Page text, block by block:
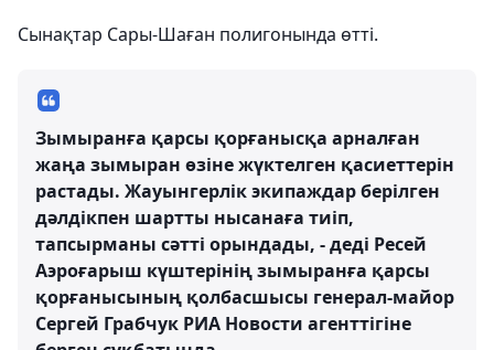
Сынақтар Сары-Шаған полигонында өтті.
Зымыранға қарсы қорғанысқа арналған
жаңа зымыран өзіне жүктелген қасиеттерін
растады. Жауынгерлік экипаждар берілген
дәлдікпен шартты нысанаға тиіп,
тапсырманы сәтті орындады, - деді Ресей
Аэроғарыш күштерінің зымыранға қарсы
қорғанысының қолбасшысы генерал-майор
Сергей Грабчук РИА Новости агенттігіне